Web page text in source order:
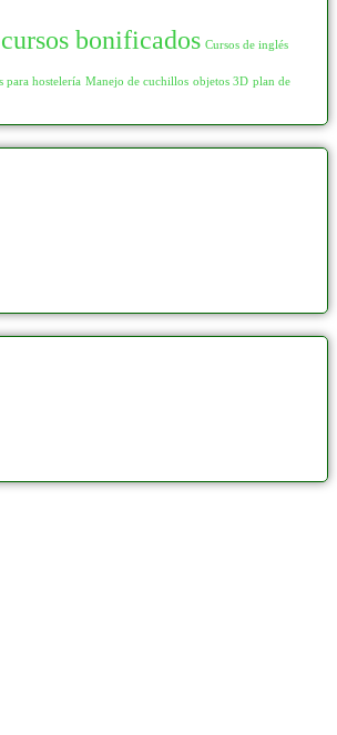
cursos bonificados Cursos de inglés
para hostelería Manejo de cuchillos objetos 3D plan de